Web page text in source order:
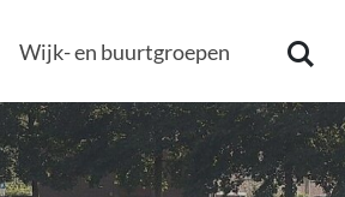
Wijk- en buurtgroepen